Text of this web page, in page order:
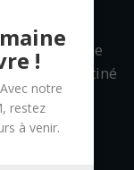
Francophone
portail destiné
!
notre
restez
à venir.